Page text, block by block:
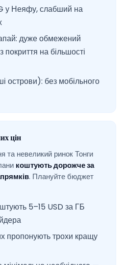
у Неяфу, слабший на
дуже обмежений
покриття на більшості
острови): без мобільного
цін
та невеликий ринок Тонги
коштують дорожче за
. Плануйте бюджет
5–15 USD за ГБ
пропонують трохи кращу